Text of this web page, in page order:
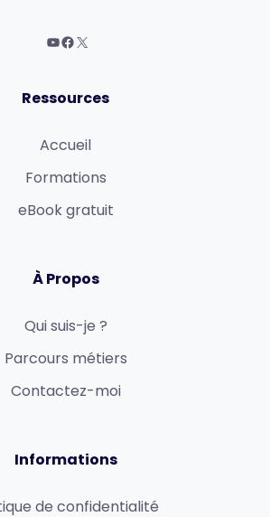
Ressources
Accueil
Formations
eBook gratuit
À Propos
Qui suis-je ?
Parcours métiers
Contactez-moi
Informations
de confidentialité